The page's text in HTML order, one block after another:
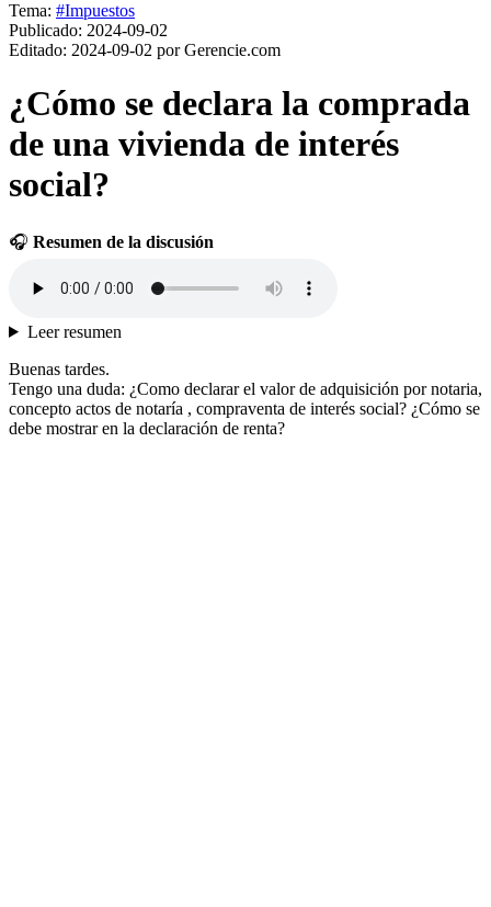
Tema: #Impuestos
Publicado: 2024-09-02
Editado: 2024-09-02 por Gerencie.com
¿Cómo se declara la comprada
de una vivienda de interés
social?
🎧 Resumen de la discusión
Leer resumen
Buenas tardes.
Tengo una duda: ¿Como declarar el valor de adquisición por notaria,
concepto actos de notaría , compraventa de interés social? ¿Cómo se
debe mostrar en la declaración de renta?